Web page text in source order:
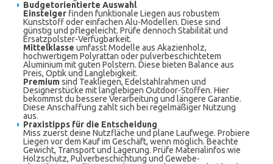
Budgetorientierte Auswahl
Einsteiger finden funktionale Liegen aus robustem
Kunststoff oder einfachen Alu-Modellen. Diese sind
günstig und pflegeleicht. Prüfe dennoch Stabilität und
Ersatzpolster-Verfügbarkeit.
Mittelklasse umfasst Modelle aus Akazienholz,
hochwertigem Polyrattan oder pulverbeschichtetem
Aluminium mit guten Polstern. Diese bieten Balance aus
Preis, Optik und Langlebigkeit.
Premiumsind Teakliegen, Edelstahlrahmen und
Designerstücke mit langlebigen Outdoor-Stoffen. Hier
bekommst du bessere Verarbeitung und längere Garantie.
Diese Anschaffung zahlt sich bei regelmäßiger Nutzung
aus.
Praxistipps für die Entscheidung
Miss zuerst deine Nutzfläche und plane Laufwege. Probiere
Liegen vor dem Kauf im Geschäft, wenn möglich. Beachte
Gewicht, Transport und Lagerung. Prüfe Materialinfos wie
Holzschutz, Pulverbeschichtung und Gewebe-